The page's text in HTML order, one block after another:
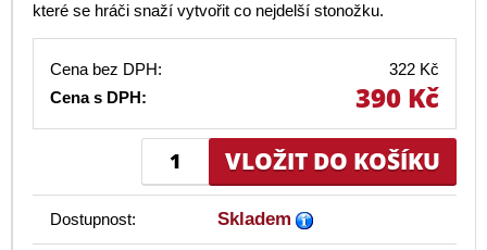
které se hráči snaží vytvořit co nejdelší stonožku.
Cena bez DPH:
322 Kč
Cena s DPH:
390 Kč
Dostupnost: Skladem